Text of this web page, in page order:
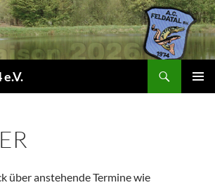
über anstehende Termine wie